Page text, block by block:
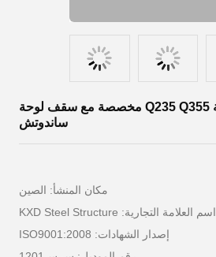
بناء بنية فولاذية حديثة Q235 Q355 مخصصة مع سقف لوحة
ساندوتش
مكان المنشأ: الصين
اسم العلامة التجارية: KXD Steel Structure
إصدار الشهادات: ISO9001:2008